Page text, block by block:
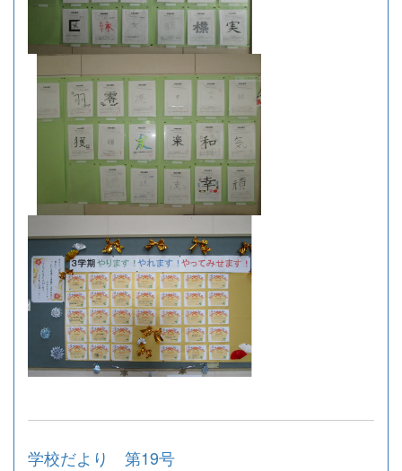
学校だより 第19号